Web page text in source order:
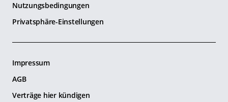
Nutzungsbedingungen
Privatsphäre-Einstellungen
Impressum
AGB
Verträge hier kündigen